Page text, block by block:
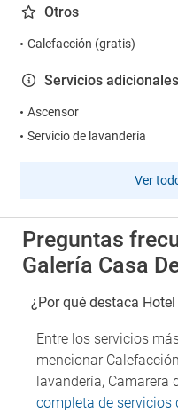
Otros
Calefacción (gratis)
Servicios adicionales
Ascensor
Servicio de lavandería
Ver
Preguntas
Galería Casa
¿Por qué destaca
Entre los servicios
mencionar
lavandería, Camarera
completa de servicios